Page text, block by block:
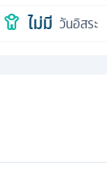
ไม่มี วันอิสระ